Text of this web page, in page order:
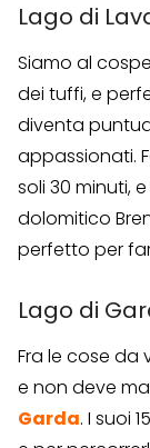
Lago di
Siamo al
dei tuffi, e
diventa
appassionati.
soli 30 minuti,
dolomitico
perfetto per
Lago di
Fra le cose da
e non deve
Garda. I suoi